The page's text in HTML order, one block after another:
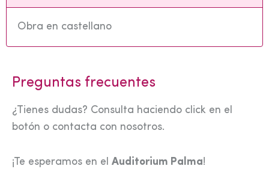
Obra en castellano
Preguntas frecuentes
¿Tienes dudas? Consulta haciendo click en el
botón o contacta con nosotros.
¡Te esperamos en el Auditorium Palma!